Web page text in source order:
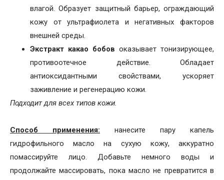
влагой. Образует защитный барьер, ограждающий
кожу от ультрафиолета и негативных факторов
внешней среды.
Экстракт какао бобов оказывает тонизирующее,
противоотечное действие. Обладает
антиоксидантными свойствами, ускоряет
заживление и регенерацию кожи.
Подходит для всех типов кожи.
Способ применения:
нанесите пару капель
гидрофильного масло на сухую кожу, аккуратно
помассируйте лицо. Добавьте немного воды и
продолжайте массировать, пока масло не превратится в